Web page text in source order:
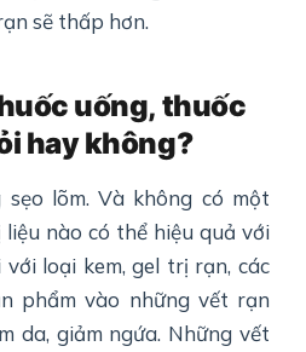
sẽ thấp hơn.
uống, thuốc
hay không?
lõm. Và không có một
nào có thể hiệu quả với
loại kem, gel trị rạn, các
phẩm vào những vết rạn
da, giảm ngứa. Những vết